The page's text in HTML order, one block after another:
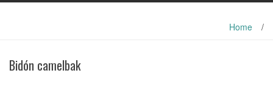
Home /
Bidón camelbak